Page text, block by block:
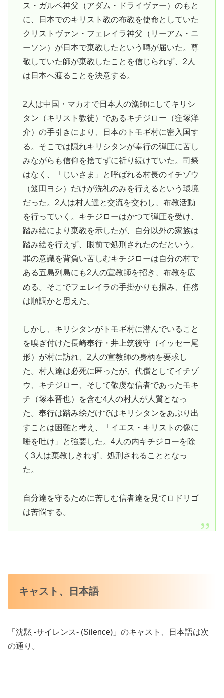
ス・ガルペ神父（アダム・ドライヴァー）のもと
に、日本でのキリスト教の布教を使命としていた
クリストヴァン・フェレイラ神父（リーアム・ニ
ーソン）が日本で棄教したという噂が届いた。尊
敬していた師が棄教したことを信じられず、2人
は日本へ渡ることを決意する。
2人は中国・マカオで日本人の漁師にしてキリシ
タン（キリスト教徒）であるキチジロー（窪塚洋
介）の手引きにより、日本のトモギ村に密入国す
る。そこでは隠れキリシタンが奉行の弾圧に苦し
みながらも信仰を捨てずに祈り続けていた。司祭
はなく、「じいさま」と呼ばれる村長のイチゾウ
（笈田ヨシ）だけが洗礼のみを行えるという環境
だった。2人は村人達と交流を交わし、布教活動
を行っていく。キチジローはかつて弾圧を受け、
踏み絵により棄教を示したが、自分以外の家族は
踏み絵を行えず、眼前で処刑されたのだという。
罪の意識を背負い苦しむキチジローは自分の村で
ある五島列島にも2人の宣教師を招き、布教を広
める。そこでフェレイラの手掛かりも掴み、任務
は順調かと思えた。
しかし、キリシタンがトモギ村に潜んでいること
を嗅ぎ付けた長崎奉行・井上筑後守（イッセー尾
形）が村に訪れ、2人の宣教師の身柄を要求し
た。村人達は必死に匿ったが、代償としてイチゾ
ウ、キチジロー、そして敬虔な信者であったモキ
チ（塚本晋也）を含む4人の村人が人質となっ
た。奉行は踏み絵だけではキリシタンをあぶり出
すことは困難と考え、「イエス・キリストの像に
唾を吐け」と強要した。4人の内キチジローを除
く3人は棄教しきれず、処刑されることとなっ
た。
自分達を守るために苦しむ信者達を見てロドリゴ
は苦悩する。
キャスト、日本語
「沈黙 -サイレンス- (Silence)」のキャスト、日本語は次
の通り。